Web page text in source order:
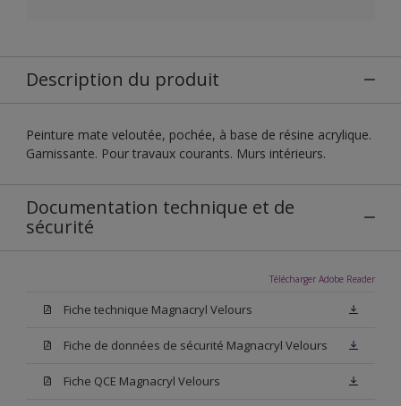
Description du produit
Peinture mate veloutée, pochée, à base de résine acrylique.
Garnissante. Pour travaux courants. Murs intérieurs.
Documentation technique et de
sécurité
Télécharger Adobe Reader
Fiche technique Magnacryl Velours
Fiche de données de sécurité Magnacryl Velours
Fiche QCE Magnacryl Velours